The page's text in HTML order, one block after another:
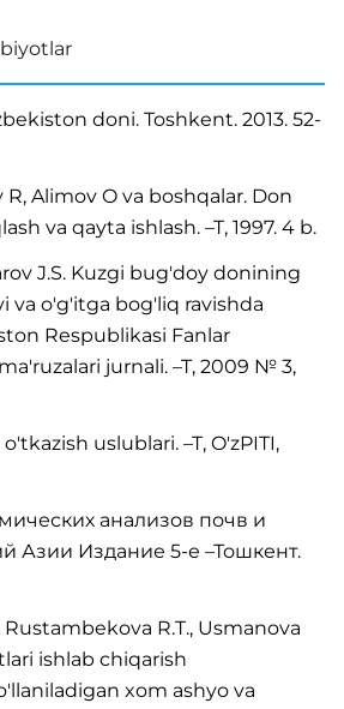
doni. Toshkent. 2013. 52-
R, Alimov O va boshqalar. Don
va qayta ishlash. –T, 1997. 4 b.
J.S. Kuzgi bug'doy donining
va o'g'itga bog'liq ravishda
Respublikasi Fanlar
jurnali. –T, 2009 № 3,
uslublari. –T, O'zPITI,
анализов почв и
Азии Издание 5-е –Тошкент.
Rustambekova R.T., Usmanova
ishlab chiqarish
xom ashyo va